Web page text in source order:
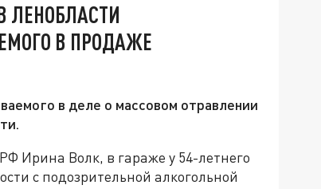
ЛЕНОБЛАСТИ
В ПРОДАЖЕ
в деле о массовом отравлении
Ирина Волк, в гараже у 54-летнего
с подозрительной алкогольной